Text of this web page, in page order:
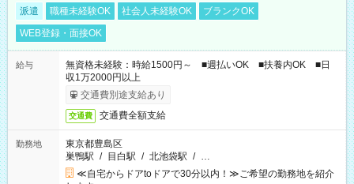
派遣 職種未経験OK 社会人未経験OK
ブランクOK
WEB登録・面接OK
給与
無資格未経験：時給1500円～ ■週払いOK ■扶養内OK ■日
収1万2000円以上
交通費別途支給あり
交通費 交通費全額支給
勤務地
東京都豊島区
巣鴨駅 / 目白駅 / 北池袋駅 / …
≪自宅からドアtoドアで30分以内！≫ご希望の勤務地を紹介